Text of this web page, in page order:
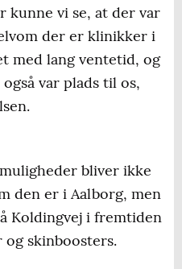
kunne vi se, at der var
der er klinikker i
med lang ventetid, og
var plads til os,
bliver ikke
den er i Aalborg, men
Koldingvej i fremtiden
skinboosters.